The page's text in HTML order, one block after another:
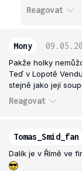
Reagovat
Mony
Pakže holky
Teď v Lopotě
stejně jako její
Reagovat
Tomas_Smid_fan
Dalík je v Římě ve